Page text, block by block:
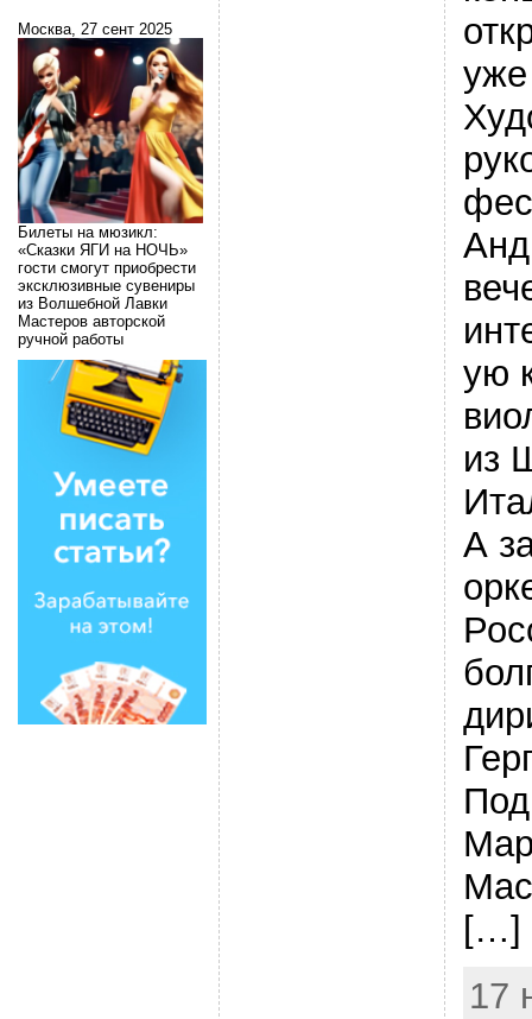
Москва, 27 сент 2025
Билеты на мюзикл:
«Сказки ЯГИ на НОЧЬ»
гости смогут приобрести
эксклюзивные сувениры
из Волшебной Лавки
Мастеров авторской
ручной работы
ую
из
А
[…]
17